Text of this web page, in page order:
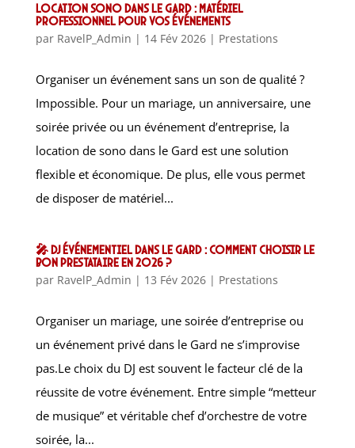
Location sono dans le Gard : matériel
professionnel pour vos événements
par RavelP_Admin | 14 Fév 2026| Prestations
Organiser un événement sans un son de qualité ?
Impossible. Pour un mariage, un anniversaire, une
soirée privée ou un événement d’entreprise, la
location de sono dans le Gard est une solution
flexible et économique. De plus, elle vous permet
de disposer de matériel...
🎤 DJ Événementiel dans le Gard : Comment choisir le
bon prestataire en 2026 ?
par RavelP_Admin | 13 Fév 2026| Prestations
Organiser un mariage, une soirée d’entreprise ou
un événement privé dans le Gard ne s’improvise
pas.Le choix du DJ est souvent le facteur clé de la
réussite de votre événement. Entre simple “metteur
de musique” et véritable chef d’orchestre de votre
soirée, la...